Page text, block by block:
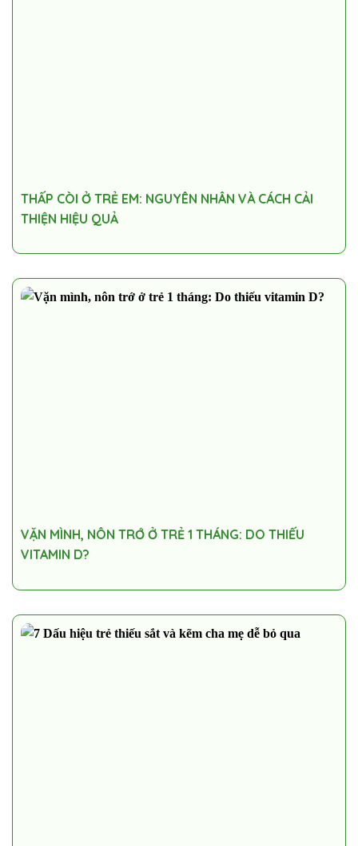
THẤP CÒI Ở TRẺ EM: NGUYÊN NHÂN VÀ CÁCH CẢI
THIỆN HIỆU QUẢ
VẶN MÌNH, NÔN TRỚ Ở TRẺ 1 THÁNG: DO THIẾU
VITAMIN D?